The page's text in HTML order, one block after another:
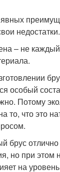
недостатки.
– не
особый
Потому
то, что это
брус
но при этом
на